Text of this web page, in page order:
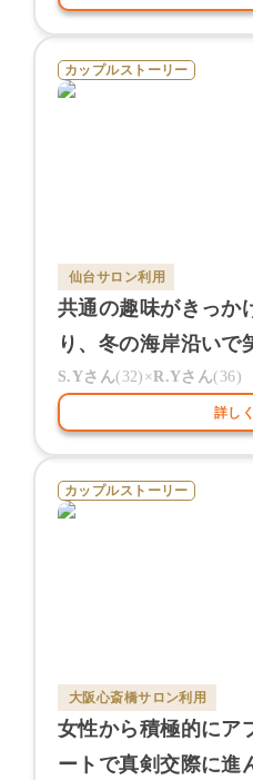
カップルストーリー
仙台サロン利用
共通の趣味がきっか
り、冬の海岸沿いで
ーズ
S.Yさん( 32)×R.Yさん( 36)
詳し
カップルストーリー
大阪心斎橋サロン利用
女性から積極的にア
ートで真剣交際に進